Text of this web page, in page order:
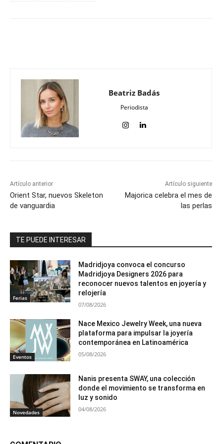
Beatriz Badás
Periodista
Artículo anterior
Orient Star, nuevos Skeleton
de vanguardia
Artículo siguiente
Majorica celebra el mes de
las perlas
TE PUEDE INTERESAR
Ferias
Madridjoya convoca el concurso
Madridjoya Designers 2026 para
reconocer nuevos talentos en joyería y
relojería
07/08/2026
Eventos
Nace Mexico Jewelry Week, una nueva
plataforma para impulsar la joyería
contemporánea en Latinoamérica
05/08/2026
Novedades
Nanis presenta SWAY, una colección
donde el movimiento se transforma en
luz y sonido
04/08/2026